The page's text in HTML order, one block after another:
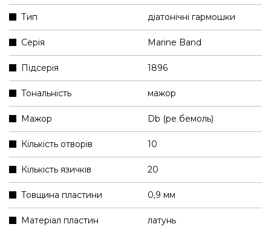
Тип діатонічні гармошки
Серія Marine Band
Підсерія 1896
Тональність мажор
Мажор Db (ре бемоль)
Кількість отворів 10
Кількість язичків 20
Товщина пластини 0,9 мм
Матеріал пластин латунь